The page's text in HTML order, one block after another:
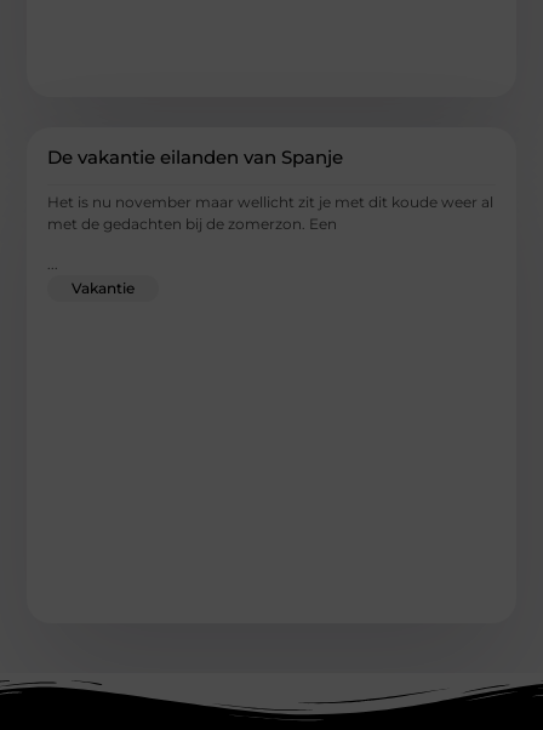
De vakantie eilanden van Spanje
Het is nu november maar wellicht zit je met dit koude weer al
met de gedachten bij de zomerzon. Een
Vakantie